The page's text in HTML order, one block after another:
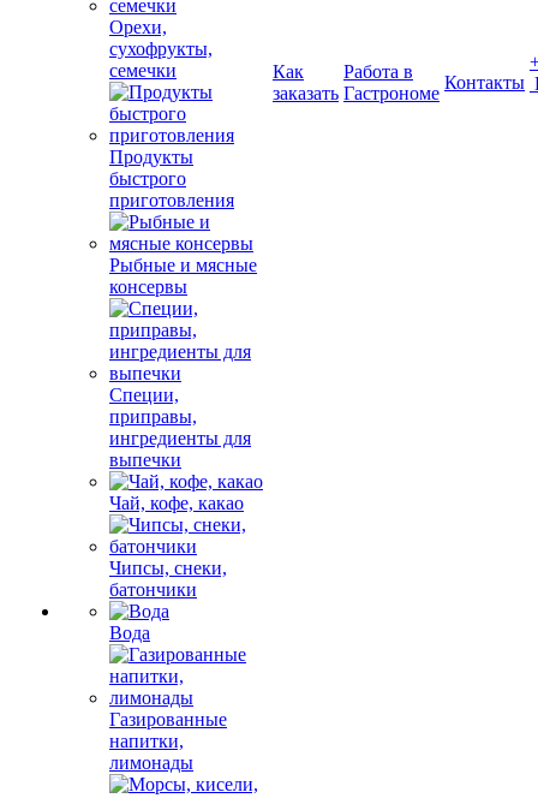
Орехи,
сухофрукты,
семечки
Продукты
быстрого
приготовления
Рыбные и мясные
консервы
Специи,
приправы,
ингредиенты для
выпечки
Чай, кофе, какао
Чипсы, снеки,
батончики
Вода
Газированные
напитки,
лимонады
Как
заказать
Работа в
Гастрономе
Контакты